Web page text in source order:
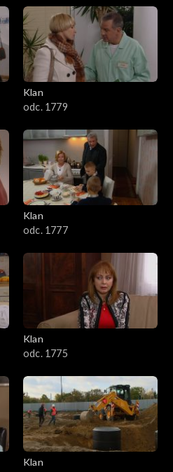
Klan
odc. 1779
Klan
odc. 1777
Klan
odc. 1775
Klan